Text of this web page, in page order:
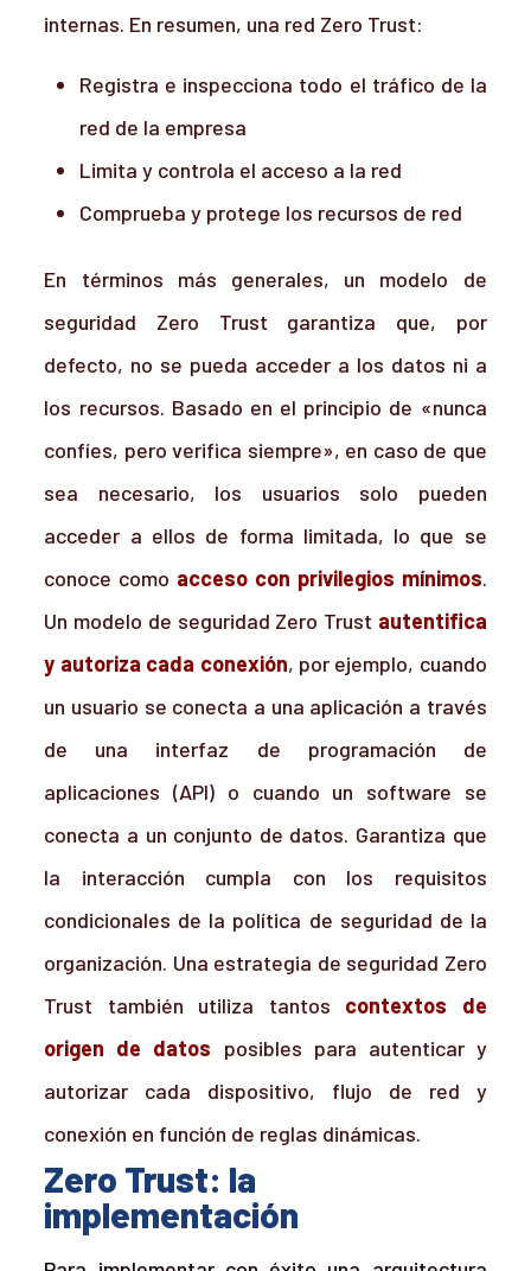
internas. En resumen, una red Zero Trust:
Registra e inspecciona todo el tráfico de la
red de la empresa
Limita y controla el acceso a la red
Comprueba y protege los recursos de red
En términos más generales, un modelo de
seguridad Zero Trust garantiza que, por
defecto, no se pueda acceder a los datos ni a
los recursos. Basado en el principio de «nunca
confíes, pero verifica siempre», en caso de que
sea necesario, los usuarios solo pueden
acceder a ellos de forma limitada, lo que se
conoce como acceso con privilegios mínimos.
Un modelo de seguridad Zero Trust autentifica
y autoriza cada conexión, por ejemplo, cuando
un usuario se conecta a una aplicación a través
de una interfaz de programación de
aplicaciones (API) o cuando un software se
conecta a un conjunto de datos. Garantiza que
la interacción cumpla con los requisitos
condicionales de la política de seguridad de la
organización. Una estrategia de seguridad Zero
Trust también utiliza tantos contextos de
origen de datos posibles para autenticar y
autorizar cada dispositivo, flujo de red y
conexión en función de reglas dinámicas.
Zero Trust: la
implementación